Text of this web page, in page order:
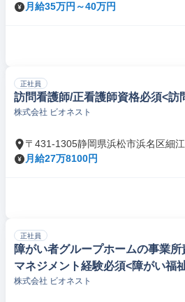
月給35万円～40万円
正社員
訪問看護師/正看護師資格必須<訪
株式会社 ビオネスト
〒431-1305静岡県浜松市浜名区細
月給27万8100円
正社員
障がい者グループホームの事業
マネジメント経験必須<障がい福
株式会社 ビオネスト